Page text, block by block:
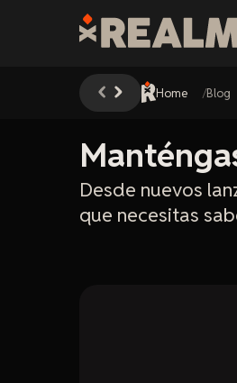
Home Blog
Desde nuevos
que necesitas